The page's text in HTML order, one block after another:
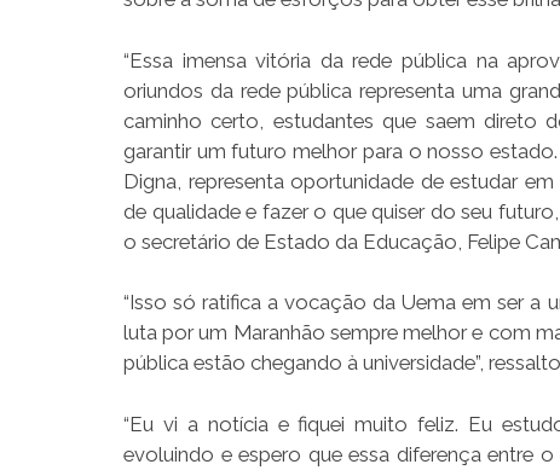
“Essa imensa vitória da rede pública na
oriundos da rede pública representa uma
caminho certo, estudantes que saem direto
garantir um futuro melhor para o nosso
Digna, representa oportunidade de estudar
de qualidade e fazer o que quiser do seu
o secretário de Estado da Educação, Felipe
“Isso só ratifica a vocação da Uema em ser a
luta por um Maranhão sempre melhor e com
pública estão chegando à universidade”,
“Eu vi a notícia e fiquei muito feliz. Eu
evoluindo e espero que essa diferença entre